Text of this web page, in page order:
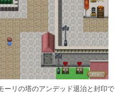
ーリの塔のアンデッド退治と封印で